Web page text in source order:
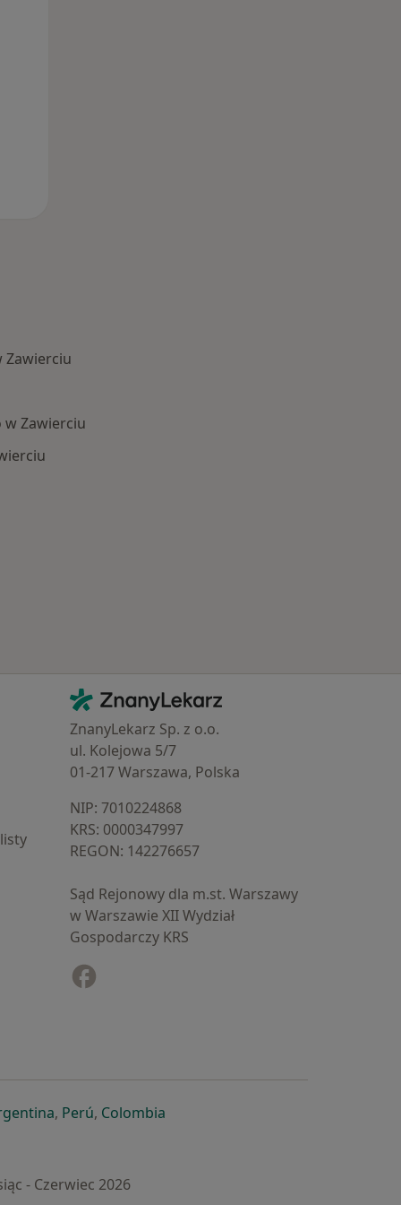
Zawierciu
w Zawierciu
Kontakt
ZnanyLekarz - Strona główna
ZnanyLekarz Sp. z o.o.
ul. Kolejowa 5/7
01-217 Warszawa, Polska
NIP: ⁠7010224868
KRS: ⁠0000347997
REGON: ⁠142276657
Sąd Rejonowy dla m.st. Warszawy
w Warszawie XII Wydział
Gospodarczy KRS
karcie
w nowej karcie
się w nowej karcie
otwiera się w nowej karcie
, Perúotwiera się w nowej karcie
, Colombiaotwiera się w nowej karcie
- Czerwiec 2026